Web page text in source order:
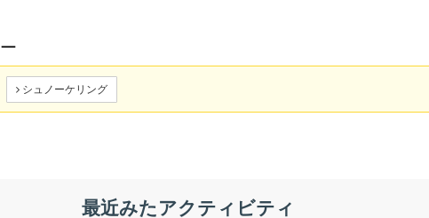
シュノーケリング
最近みたアクティビティ